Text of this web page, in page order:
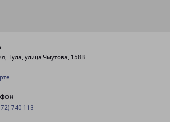
Тула, улица Чмутова, 158В
740-113